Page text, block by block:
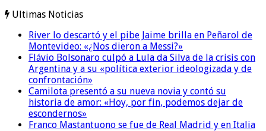
Ultimas Noticias
River lo descartó y el pibe Jaime brilla en Peñarol de
Montevideo: «¿Nos dieron a Messi?»
Flávio Bolsonaro culpó a Lula da Silva de la crisis con
Argentina y a su «política exterior ideologizada y de
confrontación»
Camilota presentó a su nueva novia y contó su
historia de amor: «Hoy, por fin, podemos dejar de
escondernos»
Franco Mastantuono se fue de Real Madrid y en Italia